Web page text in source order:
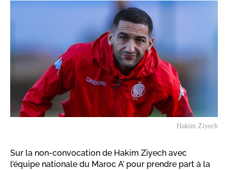
Hakim Ziyech
Sur la non-convocation de Hakim Ziyech avec
l’équipe nationale du Maroc A’ pour prendre part à la